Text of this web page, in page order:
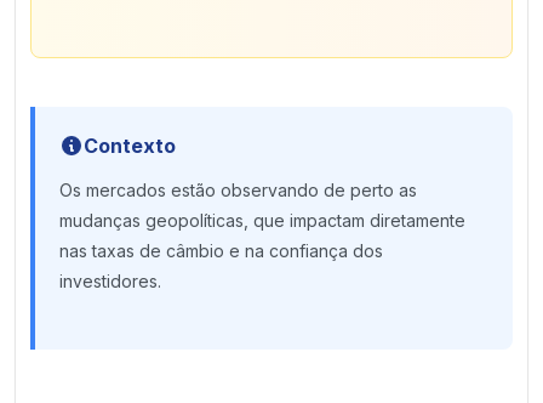
Contexto
Os mercados estão observando de perto as
mudanças geopolíticas, que impactam diretamente
nas taxas de câmbio e na confiança dos
investidores.